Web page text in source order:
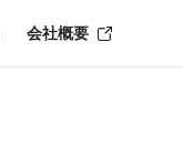
会社概要